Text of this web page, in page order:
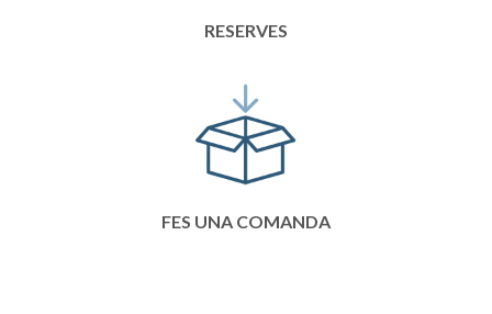
RESERVES
FES UNA COMANDA